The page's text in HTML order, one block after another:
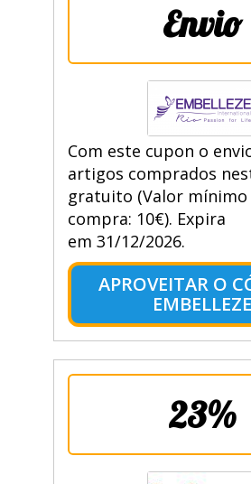
Envio
Com este cupon o
artigos comprados
gratuito (Valor mínimo
compra: 10€). Expira
em 31/12/2026.
APROVEITAR O
EMBELLEZE
23%